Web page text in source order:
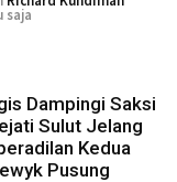
saja
Dampingi Saksi
Sulut Jelang
Kedua
Pusung